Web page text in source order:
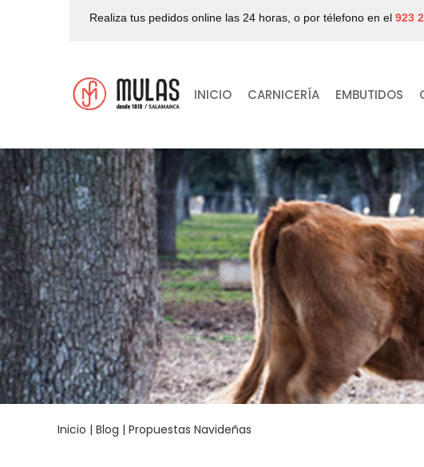
Realiza tus pedidos online las 24 horas, o por télefono en el 923
INICIO CARNICERÍA EMBUTIDOS
Inicio | Blog | Propuestas Navideñas